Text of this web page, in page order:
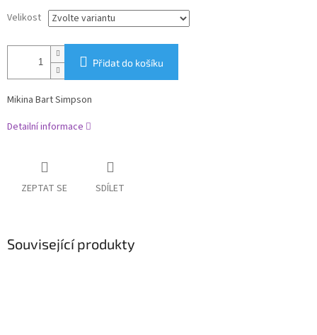
Velikost
Přidat do košíku
Mikina Bart Simpson
Detailní informace
ZEPTAT SE SDÍLET
Související produkty